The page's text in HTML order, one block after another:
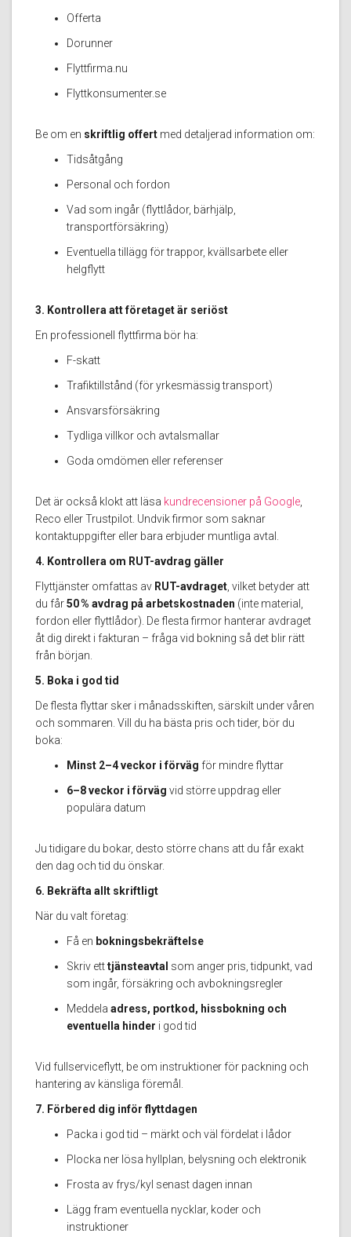
Offerta
Dorunner
Flyttfirma.nu
Flyttkonsumenter.se
Be om en skriftlig offert med detaljerad information om:
Tidsåtgång
Personal och fordon
Vad som ingår (flyttlådor, bärhjälp,
transportförsäkring)
Eventuella tillägg för trappor, kvällsarbete eller
helgflytt
3. Kontrollera att företaget är seriöst
En professionell flyttfirma bör ha:
F-skatt
Trafiktillstånd (för yrkesmässig transport)
Ansvarsförsäkring
Tydliga villkor och avtalsmallar
Goda omdömen eller referenser
Det är också klokt att läsa kundrecensioner på Google
Reco eller Trustpilot. Undvik firmor som saknar
kontaktuppgifter eller bara erbjuder muntliga avtal.
4. Kontrollera om RUT-avdrag gäller
Flyttjänster omfattas av RUT-avdraget , vilket betyder att
du får50 % avdrag på arbetskostnaden (inte material,
fordon eller flyttlådor). De flesta firmor hanterar avdraget
åt dig direkt i fakturan – fråga vid bokning så det blir rätt
från början.
5. Boka i god tid
De flesta flyttar sker i månadsskiften, särskilt under våren
och sommaren. Vill du ha bästa pris och tider, bör du
boka:
Minst 2–4 veckor i förväg för mindre flyttar
6–8 veckor i förväg vid större uppdrag eller
populära datum
Ju tidigare du bokar, desto större chans att du får exakt
den dag och tid du önskar.
6. Bekräfta allt skriftligt
När du valt företag:
Få en bokningsbekräftelse
Skriv etttjänsteavtal som anger pris, tidpunkt, vad
som ingår, försäkring och avbokningsregler
Meddela adress, portkod, hissbokning och
eventuella hinder i god tid
Vid fullserviceflytt, be om instruktioner för packning och
hantering av känsliga föremål.
7. Förbered dig inför flyttdagen
Packa i god tid – märkt och väl fördelat i lådor
Plocka ner lösa hyllplan, belysning och elektronik
Frosta av frys/kyl senast dagen innan
Lägg fram eventuella nycklar, koder och
instruktioner